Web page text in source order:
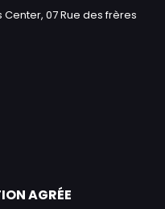
07 Rue des frères
AGRÉE